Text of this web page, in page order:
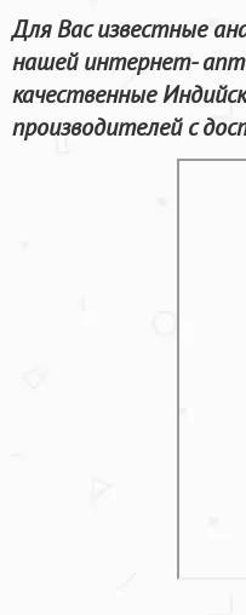
Для Вас известные
нашей интернет-
качественные
производителей с